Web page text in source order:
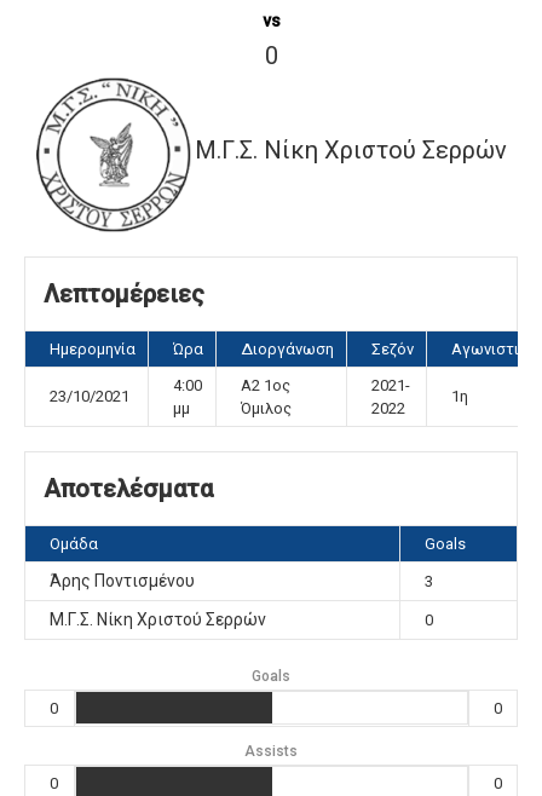
vs
0
Μ.Γ.Σ. Νίκη Χριστού Σερρών
Λεπτομέρειες
Ημερομηνία Ώρα Διοργάνωση Σεζόν Αγωνιστική
23/10/2021
4:00
μμ
Α2 1ος
Όμιλος
2021-
2022
1η
Αποτελέσματα
Ομάδα Goals
Άρης Ποντισμένου 3
Μ.Γ.Σ. Νίκη Χριστού Σερρών 0
Goals
0 0
Assists
0 0